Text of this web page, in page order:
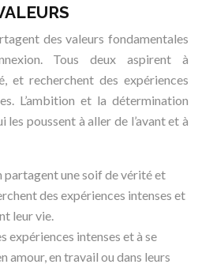
des valeurs fondamentales
Tous deux aspirent à
et recherchent des expériences
L’ambition et la détermination
poussent à aller de l’avant et à
partagent une soif de vérité et
des expériences intenses et
leur vie.
expériences intenses et à se
amour, en travail ou dans leurs